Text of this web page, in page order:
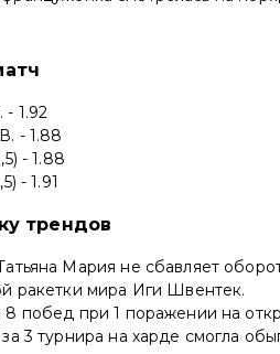
1.92
- 1.88
- 1.88
- 1.91
трендов
Мария не сбавляет
ракетки мира Иги Швентек.
побед при 1 поражении на
3 турнира на харде смогла